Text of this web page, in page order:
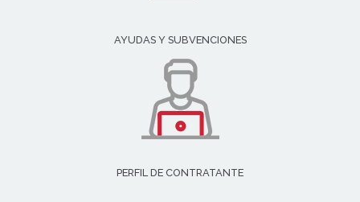
AYUDAS Y SUBVENCIONES
PERFIL DE CONTRATANTE